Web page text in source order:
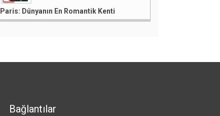
Paris: Dünyanın En Romantik Kenti
Bağlantılar